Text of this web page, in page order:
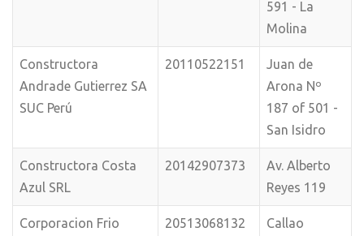
591 - La
Molina
Constructora
Andrade Gutierrez SA
SUC Perú
20110522151
Juan de
Arona Nº
187 of 501 -
San Isidro
Constructora Costa
Azul SRL
20142907373
Av. Alberto
Reyes 119
Corporacion Frio 20513068132 Callao